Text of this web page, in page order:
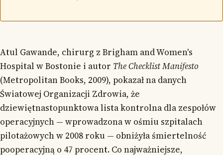
Atul Gawande, chirurg z Brigham and Women's
Hospital w Bostonie i autor The Checklist Manifesto
(Metropolitan Books, 2009), pokazał na danych
Światowej Organizacji Zdrowia, że
dziewiętnastopunktowa lista kontrolna dla zespołów
operacyjnych — wprowadzona w ośmiu szpitalach
pilotażowych w 2008 roku — obniżyła śmiertelność
pooperacyjną o 47 procent. Co najważniejsze,